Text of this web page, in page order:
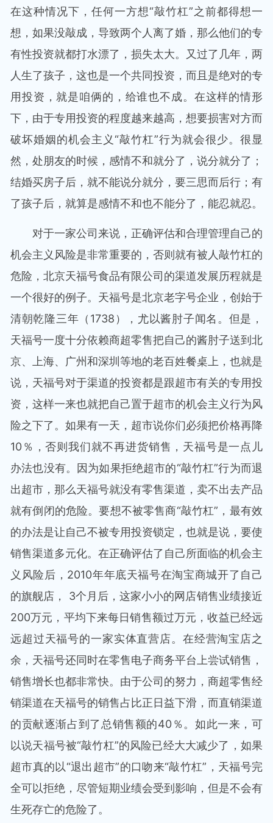
在这种情况下，任何一方想“敲竹杠”之前都得想一
想，如果没敲成，导致两个人离了婚，那么他们的专
有性投资就都打水漂了，损失太大。又过了几年，两
人生了孩子，这也是一个共同投资，而且是绝对的专
用投资，就是咱俩的，给谁也不成。在这样的情形
下，由于专用投资的程度越来越高，想要损害对方而
破坏婚姻的机会主义“敲竹杠”行为就会很少。很显
然，处朋友的时候，感情不和就分了，说分就分了；
结婚买房子后，就不能说分就分，要三思而后行；有
了孩子后，就算是感情不和也不能分了，能忍就忍。
对于一家公司来说，正确评估和合理管理自己的
机会主义风险是非常重要的，否则就有被人敲竹杠的
危险，北京天福号食品有限公司的渠道发展历程就是
一个很好的例子。天福号是北京老字号企业，创始于
清朝乾隆三年（1738），尤以酱肘子闻名。但是，
天福号一度十分依赖商超零售把自己的酱肘子送到北
京、上海、广州和深圳等地的老百姓餐桌上，也就是
说，天福号对于渠道的投资都是跟超市有关的专用投
资，这样一来也就把自己置于超市的机会主义行为风
险之下了。如果有一天，超市说你们必须把价格再降
10％，否则我们就不再进货销售，天福号是一点儿
办法也没有。因为如果拒绝超市的“敲竹杠”行为而退
出超市，那么天福号就没有零售渠道，卖不出去产品
就有倒闭的危险。要想不被零售商“敲竹杠”，最有效
的办法是让自己不被专用投资锁定，也就是说，要使
销售渠道多元化。在正确评估了自己所面临的机会主
义风险后，2010年年底天福号在淘宝商城开了自己
的旗舰店， 3个月后，这家小小的网店销售业绩接近
200万元，平均下来每日销售额过万元，收益已经远
远超过天福号的一家实体直营店。在经营淘宝店之
余，天福号还同时在零售电子商务平台上尝试销售，
销售增长也都非常快。由于公司的努力，商超零售经
销渠道在天福号的销售占比正日益下滑，而直销渠道
的贡献逐渐占到了总销售额的40％。如此一来，可
以说天福号被“敲竹杠”的风险已经大大减少了，如果
超市真的以“退出超市”的口吻来“敲竹杠”，天福号完
全可以拒绝，尽管短期业绩会受到影响，但是不会有
生死存亡的危险了。